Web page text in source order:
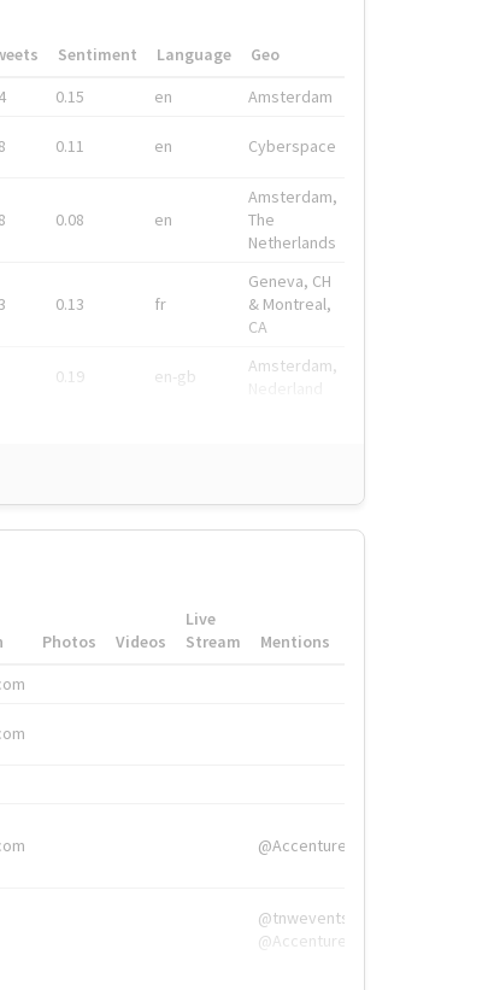
Sentiment Language
Geo
0.15 en Amsterdam
0.11 en Cyberspace
0.08 en
Amsterdam,
The
Netherlands
0.13 fr
Geneva, CH
& Montreal,
CA
0.19 en-gb
Amsterdam,
Photos Videos
Live
Stream
Mentions
@Accenture
@tnwevents,
@Accenture